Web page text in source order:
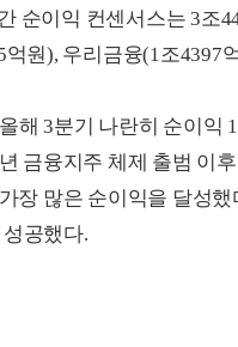
순이익 컨센서스는 3조
원), 우리금융(1조4397
해 3분기 나란히 순이익
금융지주 체제 출범 이
장 많은 순이익을 달성
공했다.